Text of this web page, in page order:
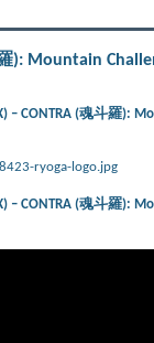
羅): Mountain
– CONTRA (魂斗羅):
ryoga-logo.jpg
– CONTRA (魂斗羅):